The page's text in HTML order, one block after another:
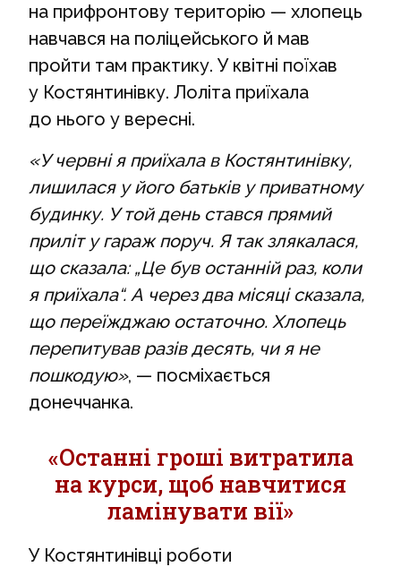
на прифронтову територію — хлопець
навчався на поліцейського й мав
пройти там практику. У квітні поїхав
у Костянтинівку. Лоліта приїхала
до нього у вересні.
«У червні я приїхала в Костянтинівку,
лишилася у його батьків у приватному
будинку. У той день стався прямий
приліт у гараж поруч. Я так злякалася,
що сказала: „Це був останній раз, коли
я приїхала“. А через два місяці сказала,
що переїжджаю остаточно. Хлопець
перепитував разів десять, чи я не
пошкодую», — посміхається
донеччанка.
«Останні гроші витратила
на курси, щоб навчитися
ламінувати вії»
У Костянтинівці роботи